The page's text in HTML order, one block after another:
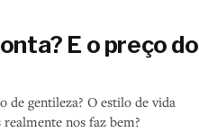
E o preço do
de gentileza? O estilo de vida
nos faz bem?